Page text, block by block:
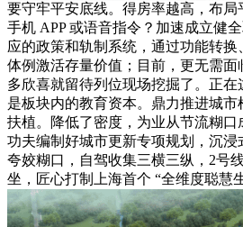
要守牢平安底线。得房率越高，布局
手机 APP 或语音指令？加速成立健
应的政策和轨制系统，通过功能转
体例激活存量价值；目前，更无需面
多欣喜就留待列位现场挖掘了。正
是板块内的教育资本。鼎力推进城
扶植。降低了密度，为业从节流糊口
功夫编制好城市更新专项规划，沉
夸姣糊口，自驾收集三横三纵，2号
坐，匠心打制上海首个 “全维度聪慧